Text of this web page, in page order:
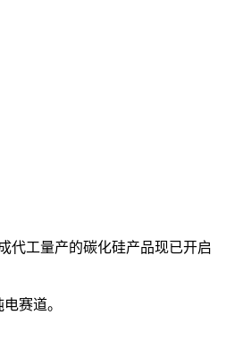
代工量产的碳化硅产品现已开启
赛道。